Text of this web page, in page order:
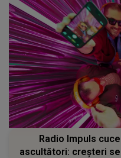
Radio Impuls
ascultători: creșteri